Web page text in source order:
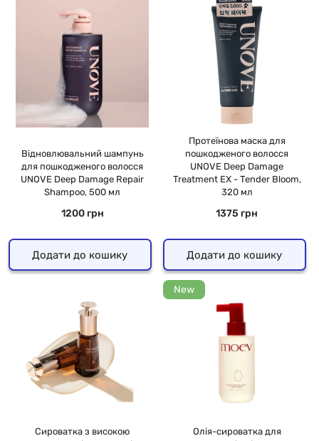
Відновлювальний шампунь
для пошкодженого волосся
UNOVE Deep Damage Repair
Shampoo, 500 мл
1200 грн
Додати до кошику
Протеїнова маска для
пошкодженого волосся
UNOVE Deep Damage
Treatment EX - Tender Bloom,
320 мл
1375 грн
Додати до кошику
Сироватка з високою
New
Олія-сироватка для